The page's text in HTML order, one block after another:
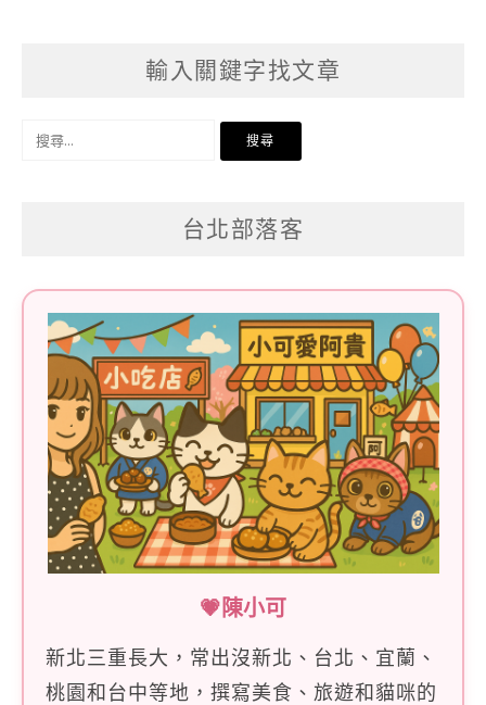
輸入關鍵字找文章
搜
台北部落客
💗陳小可
新北三重長大，常出沒新北、台北、宜蘭、
桃園和台中等地，撰寫美食、旅遊和貓咪的